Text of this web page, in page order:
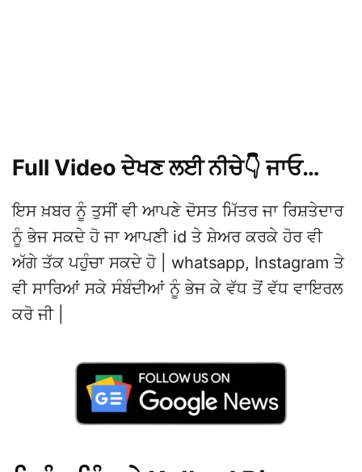
Full Video ਦੇਖਣ ਲਈ ਨੀਚੇ👇 ਜਾਓ…
ਇਸ ਖ਼ਬਰ ਨੂੰ ਤੁਸੀਂ ਵੀ ਆਪਣੇ ਦੋਸਤ ਮਿੱਤਰ ਜਾ ਰਿਸ਼ਤੇਦਾਰ
ਨੂੰ ਭੇਜ ਸਕਦੇ ਹੋ ਜਾ ਆਪਣੀ id ਤੇ ਸ਼ੇਅਰ ਕਰਕੇ ਹੋਰ ਵੀ
ਅੱਗੇ ਤੱਕ ਪਹੁੰਚਾ ਸਕਦੇ ਹੋ | whatsapp, Instagram ਤੇ
ਵੀ ਸਾਰਿਆਂ ਸਕੇ ਸੰਬੰਦੀਆਂ ਨੂੰ ਭੇਜ ਕੇ ਵੱਧ ਤੋਂ ਵੱਧ ਵਾਇਰਲ
ਕਰੋ ਜੀ |